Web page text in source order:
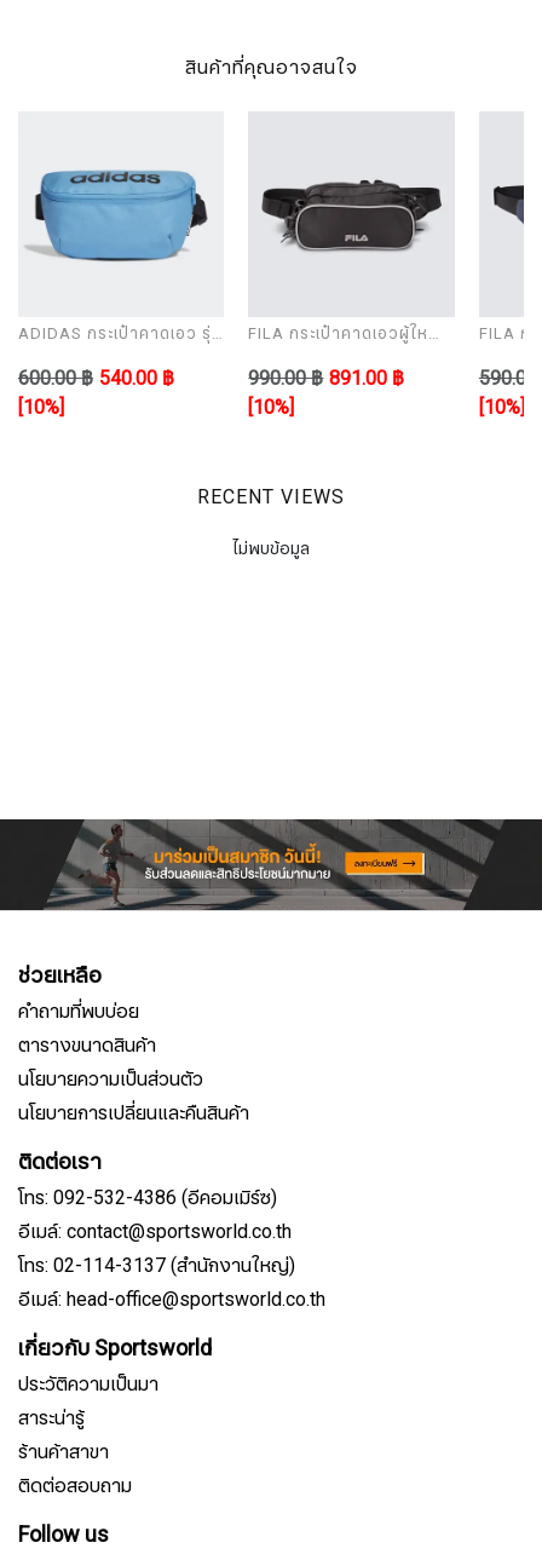
สินค้าที่คุณอาจสนใจ
ADIDAS กระเป๋าคาดเอว รุ่น
600.00 ฿ 540.00 ฿
[10%]
FILA กระเป๋าคาดเอวผู้ใหญ่
990.00 ฿ 891.00 ฿
[10%]
FILA กระเป๋าคาดเอวผู้ใหญ่
[10%]
RECENT VIEWS
ไม่พบข้อมูล
ช่วยเหลือ
คำถามที่พบบ่อย
ตารางขนาดสินค้า
นโยบายความเป็นส่วนตัว
นโยบายการเปลี่ยนและคืนสินค้า
ติดต่อเรา
โทร: 092-532-4386 (อีคอมเมิร์ซ)
อีเมล์: contact@sportsworld.co.th
โทร: 02-114-3137 (สำนักงานใหญ่)
อีเมล์: head-office@sportsworld.co.th
เกี่ยวกับ Sportsworld
ประวัติความเป็นมา
สาระน่ารู้
ร้านค้าสาขา
ติดต่อสอบถาม
Follow us